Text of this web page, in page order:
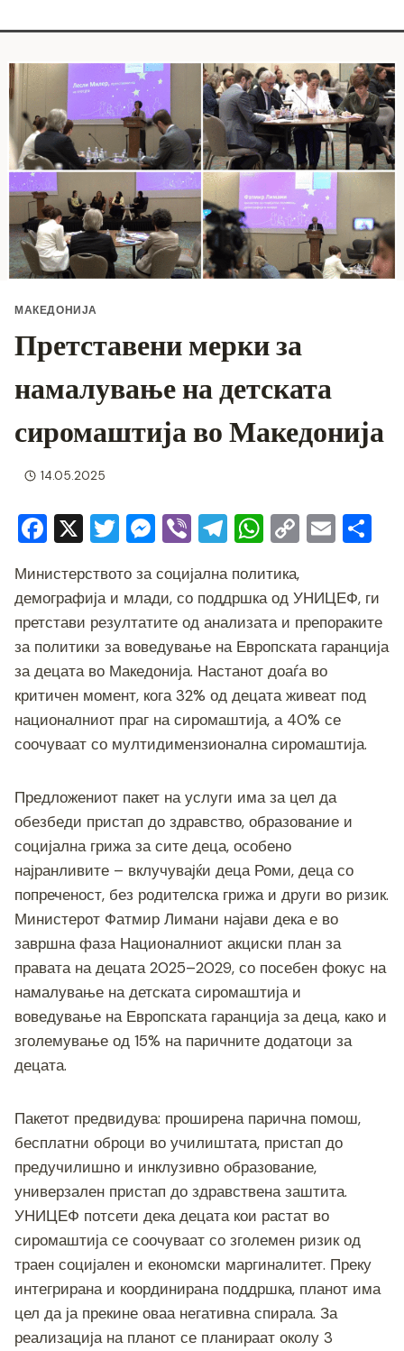
МАКЕДОНИЈА
Претставени мерки за
намалување на детската
сиромаштија во Македонија
14.05.2025
F
c
e
b
o
o
k
X T
tt
er
M
ss
e
n
g
er
Vi
er
T
e
gr
a
m
W
at
s
A
p
p
C
p
y
Li
n
k
E
ai
l
ar
e
Министерството за социјална политика,
демографија и млади, со поддршка од УНИЦЕФ, ги
претстави резултатите од анализата и препораките
за политики за воведување на Европската гаранција
за децата во Македонија. Настанот доаѓа во
критичен момент, кога 32% од децата живеат под
националниот праг на сиромаштија, а 40% се
соочуваат со мултидимензионална сиромаштија.
Предложениот пакет на услуги има за цел да
обезбеди пристап до здравство, образование и
социјална грижа за сите деца, особено
најранливите – вклучувајќи деца Роми, деца со
попреченост, без родителска грижа и други во ризик.
Министерот Фатмир Лимани најави дека е во
завршна фаза Националниот акциски план за
правата на децата 2025–2029, со посебен фокус на
намалување на детската сиромаштија и
воведување на Европската гаранција за деца, како и
зголемување од 15% на паричните додатоци за
децата.
Пакетот предвидува: проширена парична помош,
бесплатни оброци во училиштата, пристап до
предучилишно и инклузивно образование,
универзален пристап до здравствена заштита.
УНИЦЕФ потсети дека децата кои растат во
сиромаштија се соочуваат со зголемен ризик од
траен социјален и економски маргиналитет. Преку
интегрирана и координирана поддршка, планот има
цел да ја прекине оваа негативна спирала. За
реализација на планот се планираат околу 3